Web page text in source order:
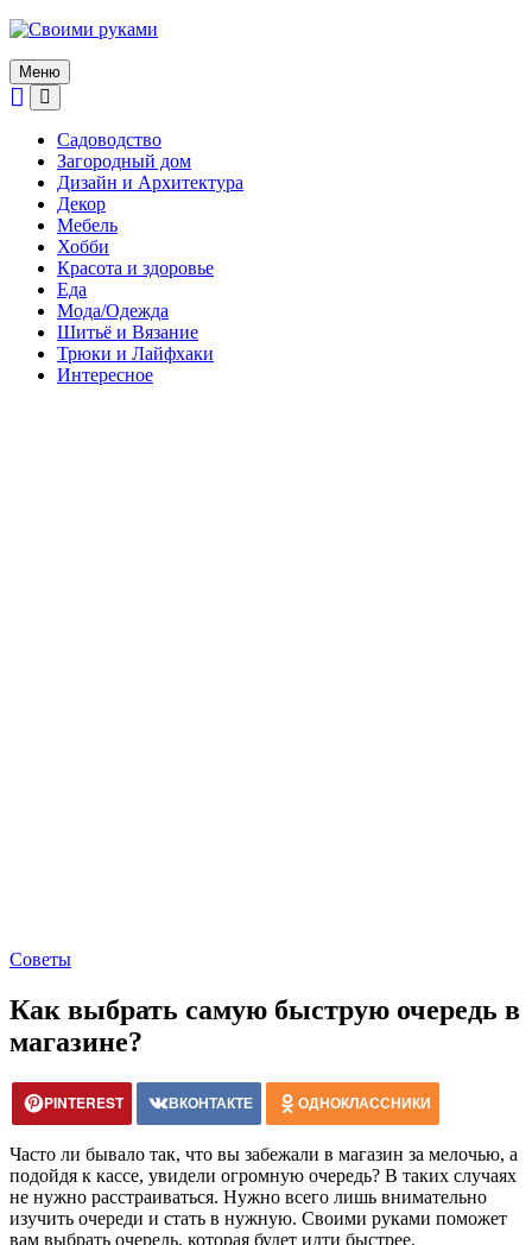
Skip
content
Меню
Садоводство
Загородный дом
Дизайн и Архитектура
Декор
Мебель
Хобби
Красота и здоровье
Еда
Мода/Одежда
Шитьё и Вязание
Трюки и Лайфхаки
Интересное
Советы
Как выбрать самую быструю очередь в
магазине?
PINTEREST ВКОНТАКТЕ ОДНОКЛАССНИКИ
Часто ли бывало так, что вы забежали в магазин за мелочью, а
подойдя к кассе, увидели огромную очередь? В таких случаях
не нужно расстраиваться. Нужно всего лишь внимательно
изучить очереди и стать в нужную. Своими руками поможет
вам выбрать очередь, которая будет идти быстрее.